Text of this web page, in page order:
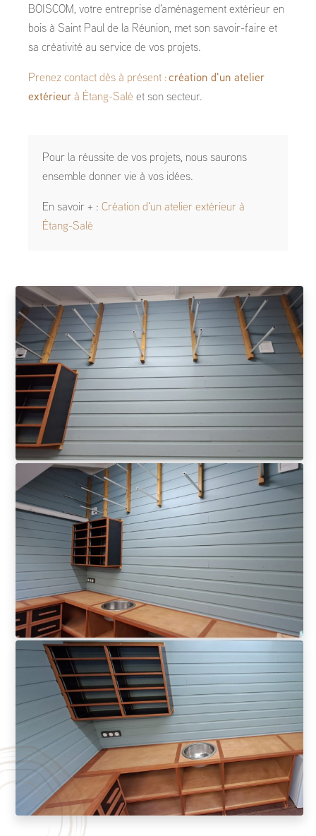
BOISCOM, votre entreprise d'aménagement extérieur en
bois à Saint Paul de la Réunion, met son savoir-faire et
sa créativité au service de vos projets.
Prenez contact dès à présent : création d'un atelier
extérieur à Étang-Salé et son secteur.
Pour la réussite de vos projets, nous saurons
ensemble donner vie à vos idées.
En savoir + : Création d'un atelier extérieur à
Étang-Salé